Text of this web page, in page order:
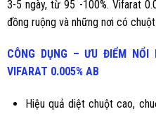
3-5 ngày, từ 95 -100%. Vifarat
đồng ruộng và những nơi có
CÔNG DỤNG – ƯU ĐIỂM NỔI
VIFARAT 0.005% AB
Hiệu quả diệt chuột cao,